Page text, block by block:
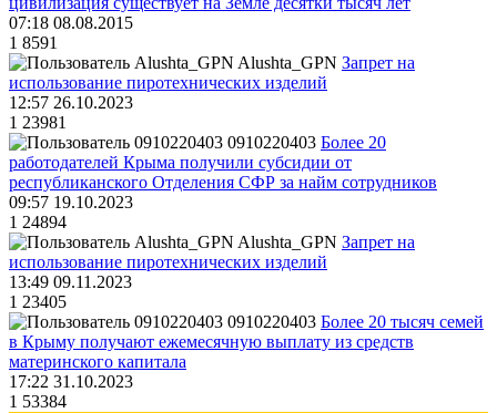
07:18 08.08.2015
1 8591
Alushta_GPN Запрет на
использование пиротехнических изделий
12:57 26.10.2023
1 23981
0910220403 Более 20
работодателей Крыма получили субсидии от
республиканского Отделения СФР за найм сотрудников
09:57 19.10.2023
1 24894
Alushta_GPN Запрет на
использование пиротехнических изделий
13:49 09.11.2023
1 23405
0910220403 Более 20 тысяч семей
в Крыму получают ежемесячную выплату из средств
материнского капитала
17:22 31.10.2023
1 53384